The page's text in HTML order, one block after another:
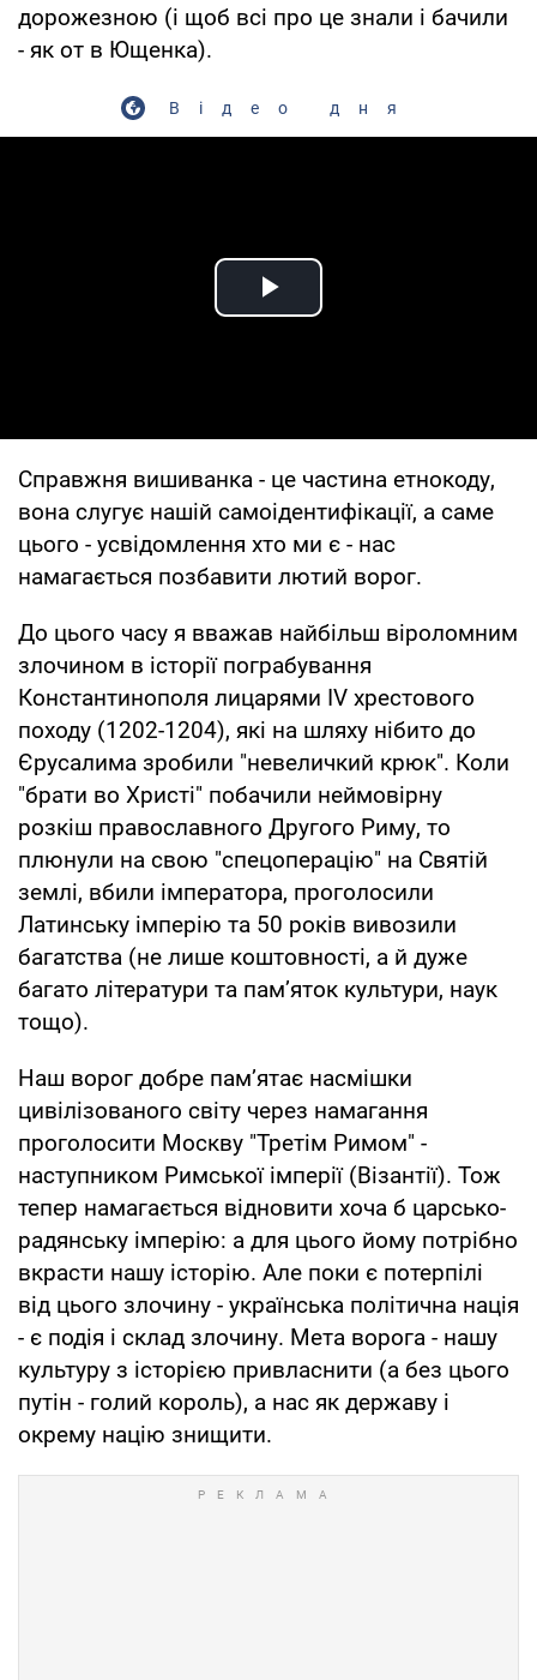
дорожезною (і щоб всі про це знали і бачили
- як от в Ющенка).
Відео дня
Play Video
Справжня вишиванка - це частина етнокоду,
вона слугує нашій самоідентифікації, а саме
цього - усвідомлення хто ми є - нас
намагається позбавити лютий ворог.
До цього часу я вважав найбільш віроломним
злочином в історії пограбування
Константинополя лицарями IV хрестового
походу (1202-1204), які на шляху нібито до
Єрусалима зробили "невеличкий крюк". Коли
"брати во Христі" побачили неймовірну
розкіш православного Другого Риму, то
плюнули на свою "спецоперацію" на Святій
землі, вбили імператора, проголосили
Латинську імперію та 50 років вивозили
багатства (не лише коштовності, а й дуже
багато літератури та памʼяток культури, наук
тощо).
Наш ворог добре памʼятає насмішки
цивілізованого світу через намагання
проголосити Москву "Третім Римом" -
наступником Римської імперії (Візантії). Тож
тепер намагається відновити хоча б царсько-
радянську імперію: а для цього йому потрібно
вкрасти нашу історію. Але поки є потерпілі
від цього злочину - українська політична нація
- є подія і склад злочину. Мета ворога - нашу
культуру з історією привласнити (а без цього
путін - голий король), а нас як державу і
окрему націю знищити.